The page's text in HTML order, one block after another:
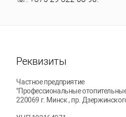
Реквизиты
Частное предприятие
"Профессиональные
220069 г. Минск , пр.